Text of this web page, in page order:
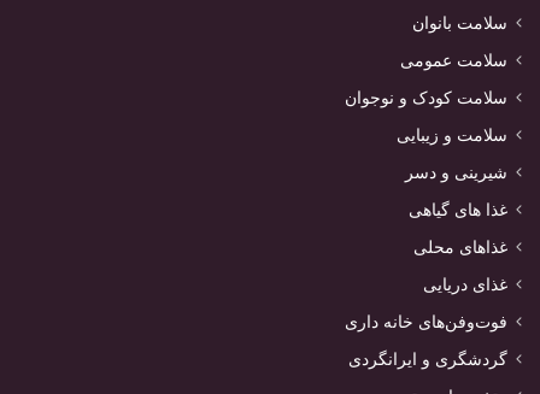
سلامت بانوان
سلامت عمومی
سلامت کودک و نوجوان
سلامت و زیبایی
شیرینی و دسر
غذا های گیاهی
غذاهای محلی
غذای دریایی
فوت‌وفن‌های خانه داری
گردشگری و ایرانگردی